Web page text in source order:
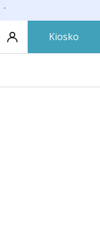
Toro de fuego
Kiosko